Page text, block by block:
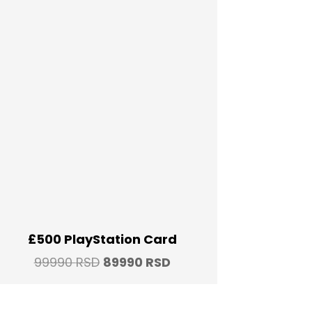
£500 PlayStation Card
99990RSD Original
89990 RSDCurrent